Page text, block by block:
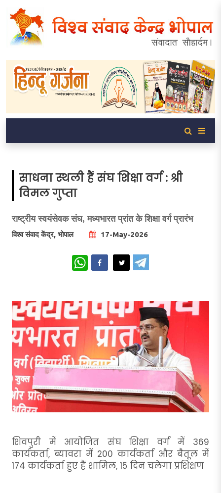
साधना स्थली हैं संघ शिक्षा वर्ग : श्री
विमल गुप्ता
राष्ट्रीय स्वयंसेवक संघ, मध्यभारत प्रांत के शिक्षा वर्ग प्रारंभ
विश्व संवाद केंद्र, भोपाल 17-May-2026
WhatsApp
शिवपुरी में आयोजित संघ शिक्षा वर्ग में 369
कार्यकर्ता, ब्यावरा में 200 कार्यकर्ता और बैतूल में
174 कार्यकर्ता हुए हैं शामिल, 15 दिन चलेगा प्रशिक्षण